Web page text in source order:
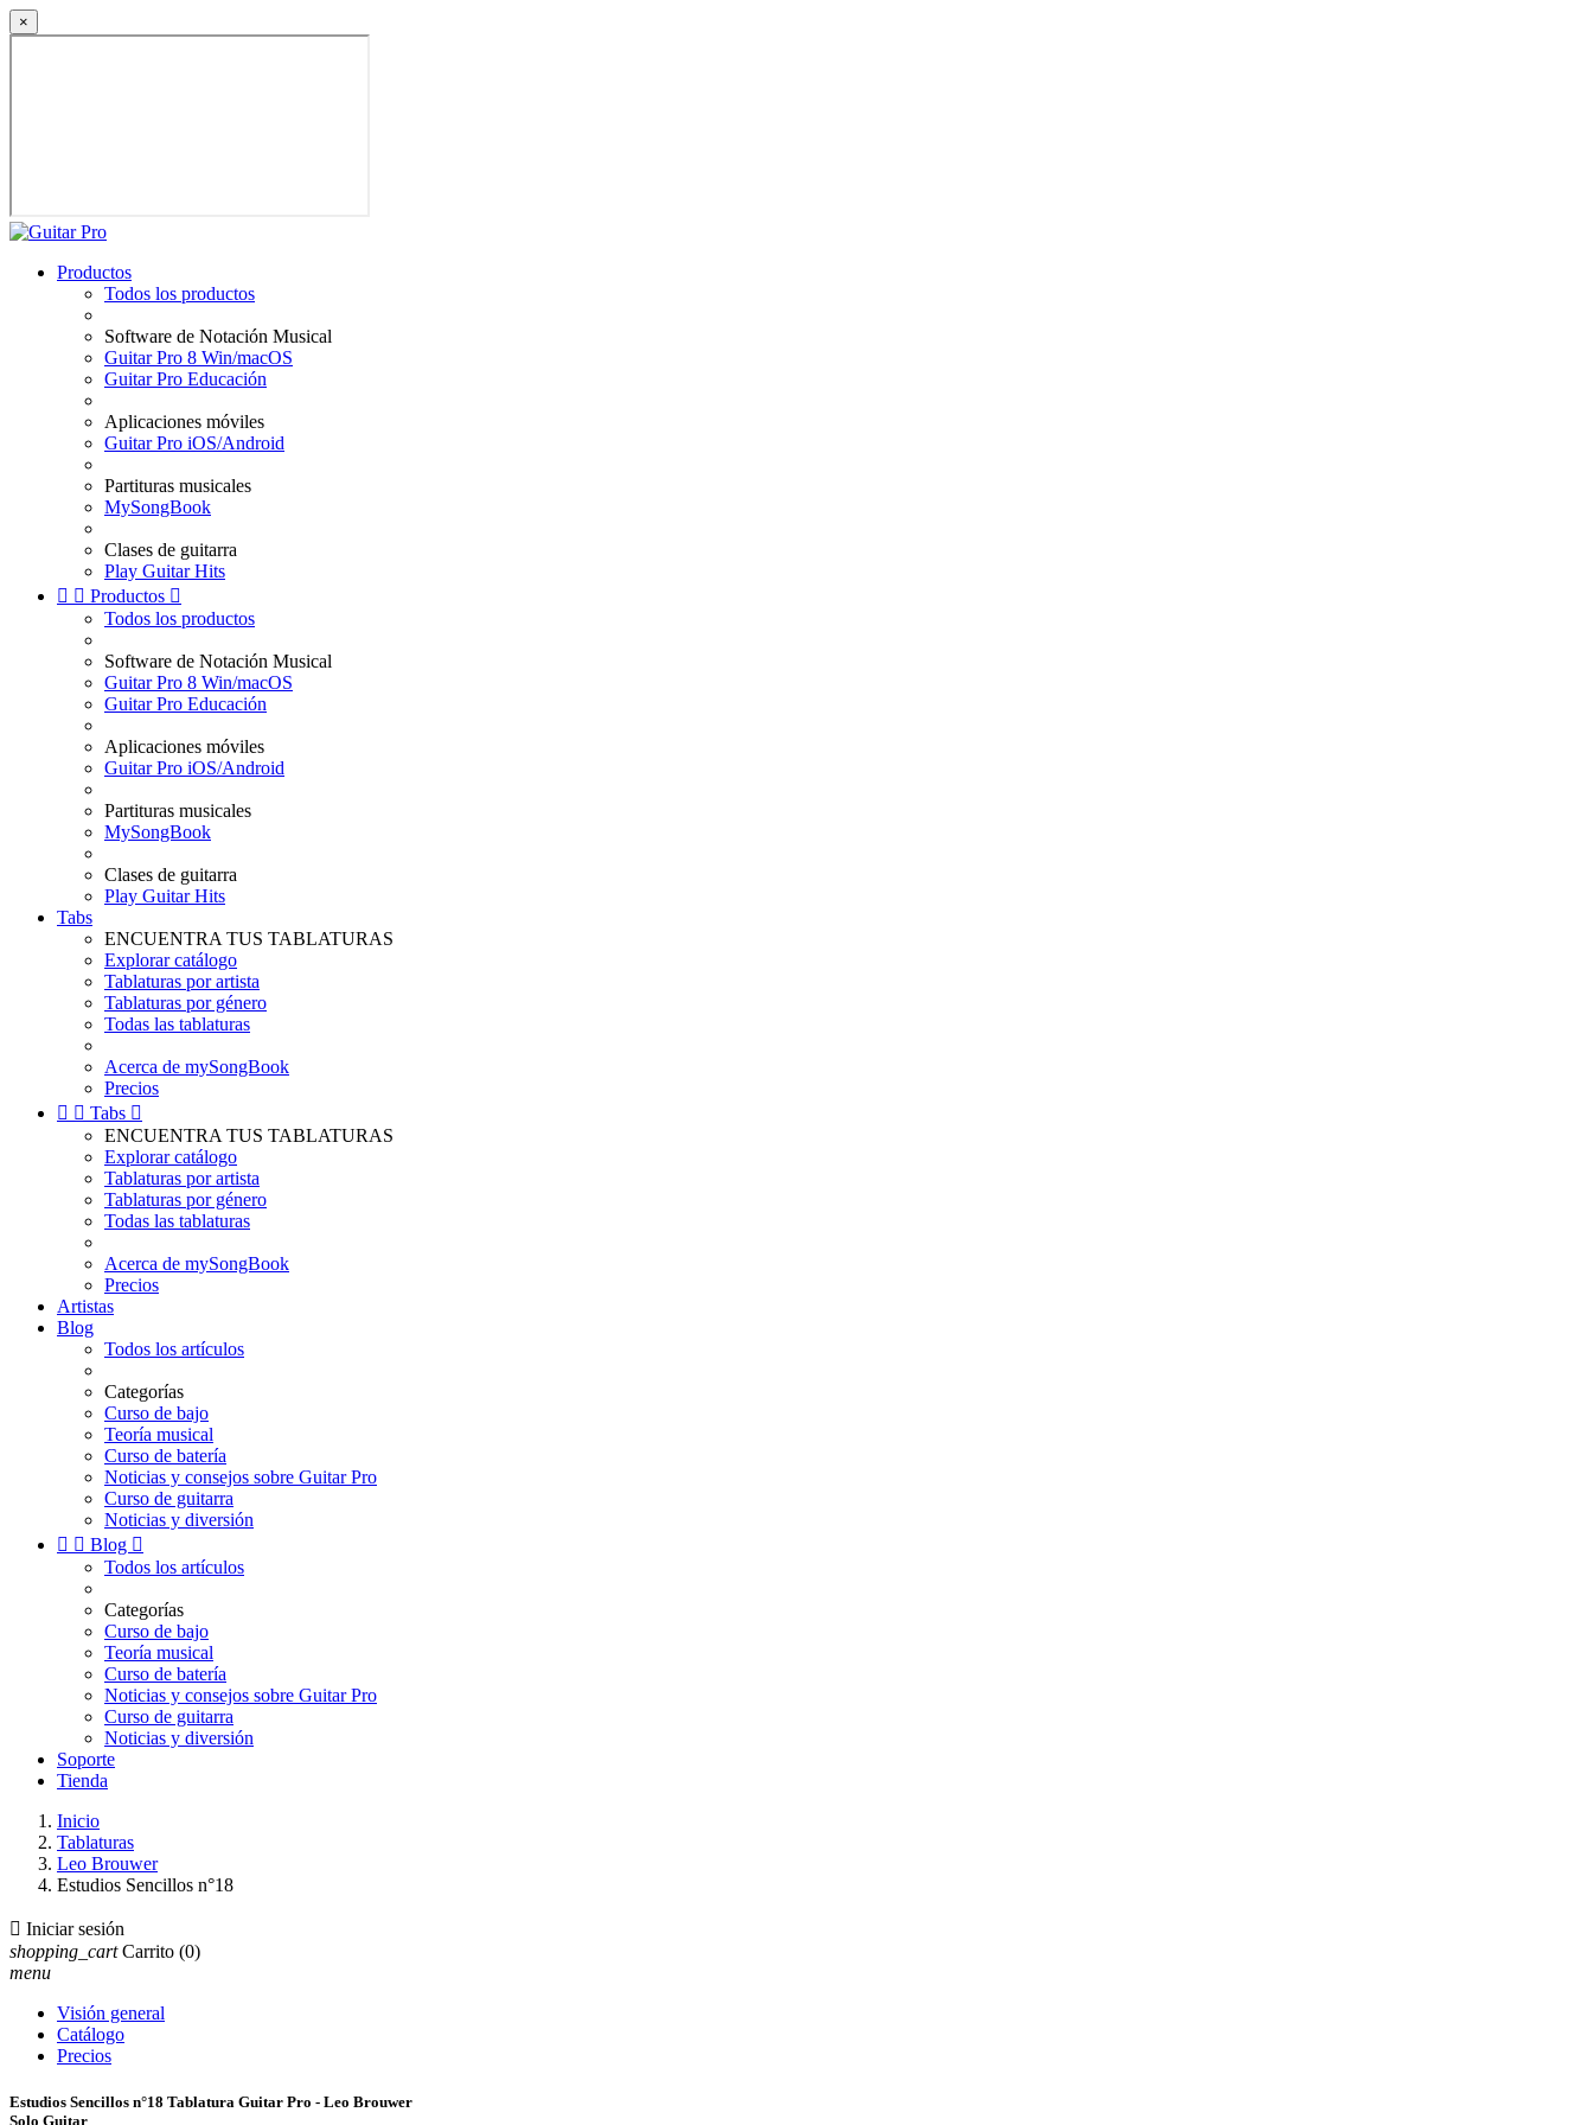
×
Productos
Todos los productos
Software de Notación Musical
Guitar Pro 8 Win/macOS
Guitar Pro Educación
Aplicaciones móviles
Guitar Pro iOS/Android
Partituras musicales
MySongBook
Clases de guitarra
Play Guitar Hits
  Productos 
Todos los productos
Software de Notación Musical
Guitar Pro 8 Win/macOS
Guitar Pro Educación
Aplicaciones móviles
Guitar Pro iOS/Android
Partituras musicales
MySongBook
Clases de guitarra
Play Guitar Hits
Tabs
ENCUENTRA TUS TABLATURAS
Explorar catálogo
Tablaturas por artista
Tablaturas por género
Todas las tablaturas
Acerca de mySongBook
Precios
  Tabs 
ENCUENTRA TUS TABLATURAS
Explorar catálogo
Tablaturas por artista
Tablaturas por género
Todas las tablaturas
Acerca de mySongBook
Precios
Artistas
Blog
Todos los artículos
Categorías
Curso de bajo
Teoría musical
Curso de batería
Noticias y consejos sobre Guitar Pro
Curso de guitarra
Noticias y diversión
  Blog 
Todos los artículos
Categorías
Curso de bajo
Teoría musical
Curso de batería
Noticias y consejos sobre Guitar Pro
Curso de guitarra
Noticias y diversión
Soporte
Tienda
Inicio
Tablaturas
Leo Brouwer
Estudios Sencillos n°18
 Iniciar sesión
shopping_cart Carrito (0)
menu
Visión general
Catálogo
Precios
Estudios Sencillos n°18 Tablatura Guitar Pro - Leo Brouwer
Solo Guitar